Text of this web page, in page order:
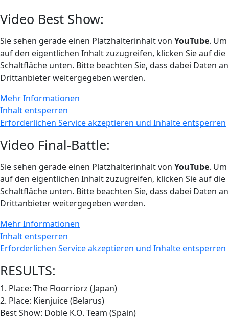
Video Best Show:
Sie sehen gerade einen Platzhalterinhalt von YouTube. Um
auf den eigentlichen Inhalt zuzugreifen, klicken Sie auf die
Schaltfläche unten. Bitte beachten Sie, dass dabei Daten an
Drittanbieter weitergegeben werden.
Mehr Informationen
Inhalt entsperren
Erforderlichen Service akzeptieren und Inhalte entsperren
Video Final-Battle:
Sie sehen gerade einen Platzhalterinhalt von YouTube. Um
auf den eigentlichen Inhalt zuzugreifen, klicken Sie auf die
Schaltfläche unten. Bitte beachten Sie, dass dabei Daten an
Drittanbieter weitergegeben werden.
Mehr Informationen
Inhalt entsperren
Erforderlichen Service akzeptieren und Inhalte entsperren
RESULTS:
1. Place: The Floorriorz (Japan)
2. Place: Kienjuice (Belarus)
Best Show: Doble K.O. Team (Spain)